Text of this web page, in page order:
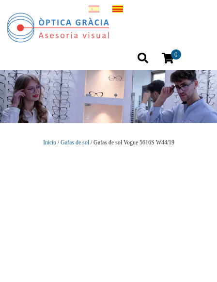
0
Inicio/Gafas de sol/ Gafas de sol Vogue 5616S W44/19